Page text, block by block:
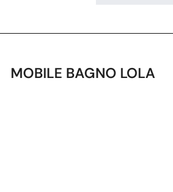
MOBILE BAGNO LOLA